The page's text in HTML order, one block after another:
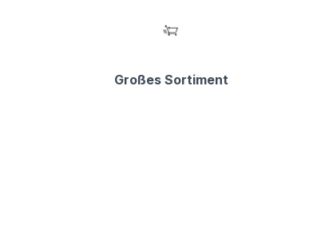
Großes Sortiment